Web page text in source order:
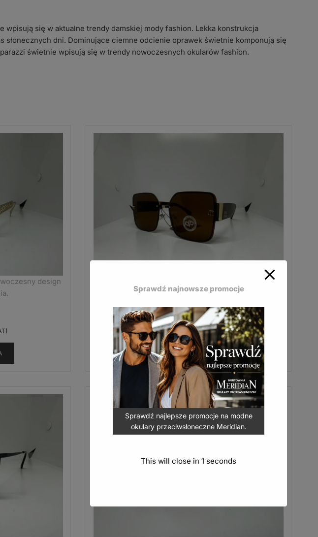
wpisują się w aktualne trendy damskiej mody fashion. Lekka konstrukcja
słonecznych dni. Dominujące ciemne odcienie oprawek świetnie komponują się
świetnie wpisują się w trendy nowoczesnych okularów fashion.
design
Damskie okulary Jean Paul łączą nowoczesny design
z wygodą użytkowania.
JP-620 B
16,50zł 20,30złz VAT)
DODAJ DO KOSZYKA
Sprawdź najnowsze promocje
Sprawdź najlepsze promocje na modne
okulary przeciwsłoneczne Meridian.
This will close in 0 seconds